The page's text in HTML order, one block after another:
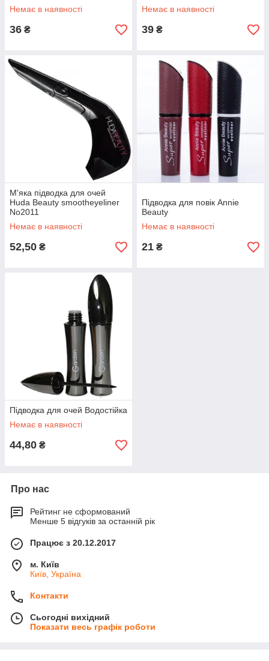
Немає в наявності
36 ₴
Немає в наявності
39 ₴
М'яка підводка для очей
Huda Beauty smootheyeliner
No2011
Немає в наявності
52,50 ₴
Підводка для повік Annie
Beauty
Немає в наявності
21 ₴
Підводка для очей Водостійка
Немає в наявності
44,80 ₴
Про нас
Рейтинг не сформований
Менше 5 відгуків за останній рік
Працює з 20.12.2017
м. Київ
Київ, Україна
Контакти
Сьогодні вихідний
Показати весь графік роботи